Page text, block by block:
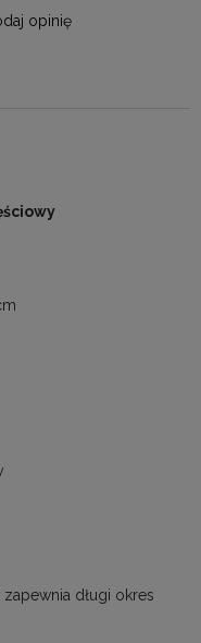
opinię
długi okres